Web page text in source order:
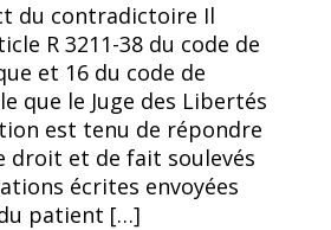
du contradictoire Il
R 3211-38 du code de
et 16 du code de
que le Juge des Libertés
est tenu de répondre
droit et de fait soulevés
écrites envoyées
patient […]